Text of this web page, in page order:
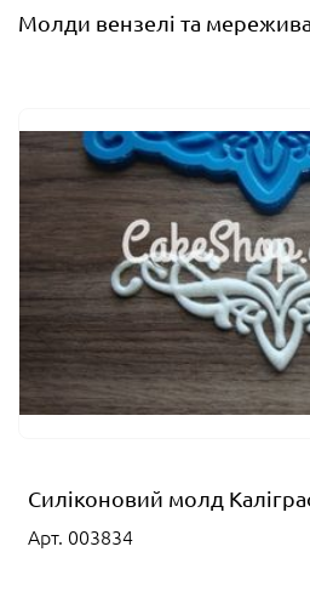
Молди вензелі та мережива
Силіконовий молд
Арт. 003834